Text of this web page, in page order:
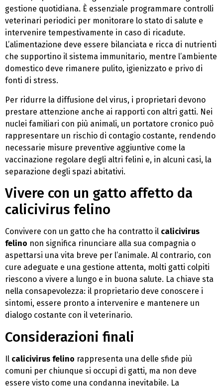
gestione quotidiana. È essenziale programmare controlli
veterinari periodici per monitorare lo stato di salute e
intervenire tempestivamente in caso di ricadute.
L’alimentazione deve essere bilanciata e ricca di nutrienti
che supportino il sistema immunitario, mentre l’ambiente
domestico deve rimanere pulito, igienizzato e privo di
fonti di stress.
Per ridurre la diffusione del virus, i proprietari devono
prestare attenzione anche ai rapporti con altri gatti. Nei
nuclei familiari con più animali, un portatore cronico può
rappresentare un rischio di contagio costante, rendendo
necessarie misure preventive aggiuntive come la
vaccinazione regolare degli altri felini e, in alcuni casi, la
separazione degli spazi abitativi.
Vivere con un gatto affetto da
calicivirus felino
Convivere con un gatto che ha contratto il calicivirus
felino non significa rinunciare alla sua compagnia o
aspettarsi una vita breve per l’animale. Al contrario, con
cure adeguate e una gestione attenta, molti gatti colpiti
riescono a vivere a lungo e in buona salute. La chiave sta
nella consapevolezza: il proprietario deve conoscere i
sintomi, essere pronto a intervenire e mantenere un
dialogo costante con il veterinario.
Considerazioni finali
Il calicivirus felino rappresenta una delle sfide più
comuni per chiunque si occupi di gatti, ma non deve
essere visto come una condanna inevitabile. La